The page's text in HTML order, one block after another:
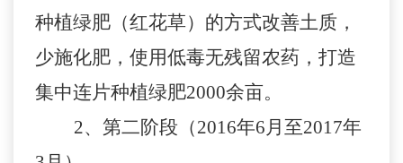
种植绿肥（红花草）的方式改善土质，
少施化肥，使用低毒无残留农药，打造
集中连片种植绿肥2000余亩。
2、第二阶段（2016年6月至2017年